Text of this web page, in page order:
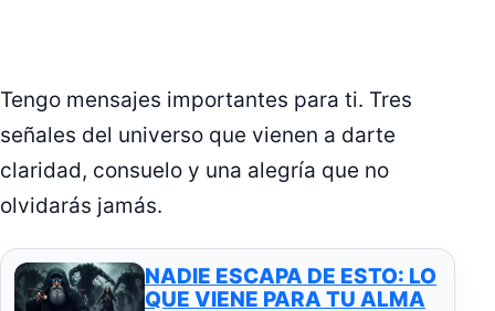
Tengo mensajes importantes para ti. Tres
señales del universo que vienen a darte
claridad, consuelo y una alegría que no
olvidarás jamás.
NADIE ESCAPA DE ESTO: LO
QUE VIENE PARA TU ALMA